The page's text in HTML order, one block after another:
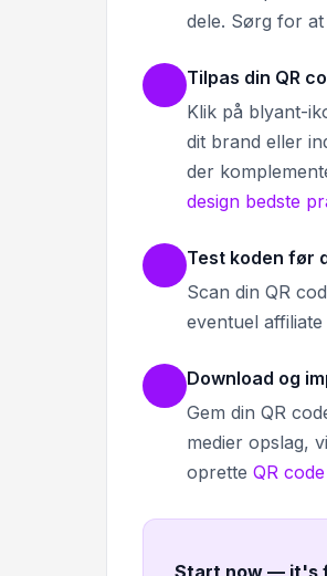
dele. Sørg for
Tilpas din QR
Klik på blyant-
dit brand eller
der
design bedste
Test koden før
Scan din QR
eventuel
Download og
Gem din QR
medier opslag,
oprette QR
Start now — it's